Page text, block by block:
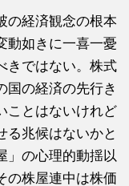
の経済観念の根本
動如きに一喜一憂
きではない。株式
国の経済の先行き
ことはないけれど
る兆候はないかと
」の心理的動揺以
の株屋連中は株価